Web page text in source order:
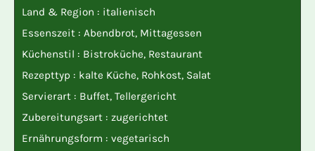
Land & Region : italienisch
Essenszeit : Abendbrot, Mittagessen
Küchenstil : Bistroküche, Restaurant
Rezepttyp : kalte Küche, Rohkost, Salat
Servierart : Buffet, Tellergericht
Zubereitungsart : zugerichtet
Ernährungsform : vegetarisch